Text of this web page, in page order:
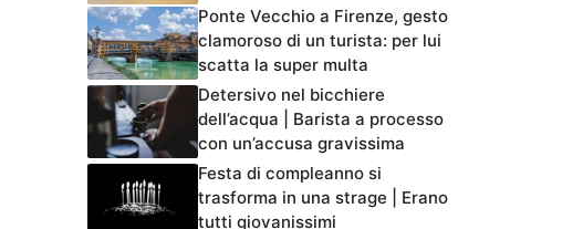
Ponte Vecchio a Firenze, gesto
clamoroso di un turista: per lui
scatta la super multa
Detersivo nel bicchiere
dell’acqua | Barista a processo
con un’accusa gravissima
Festa di compleanno si
trasforma in una strage | Erano
tutti giovanissimi